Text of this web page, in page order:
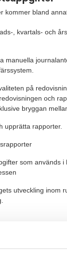
kommer bland
, kvartals- och
manuella
på
och
bryggan
upprätta rapporter.
som används i
utveckling inom